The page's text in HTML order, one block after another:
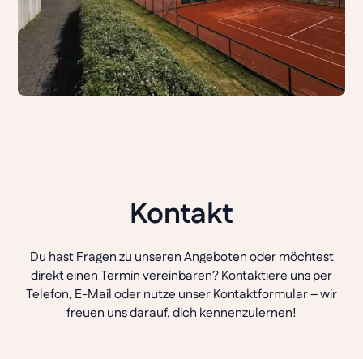
Kontakt
Du hast Fragen zu unseren Angeboten oder möchtest
direkt einen Termin vereinbaren? Kontaktiere uns per
Telefon, E-Mail oder nutze unser Kontaktformular – wir
freuen uns darauf, dich kennenzulernen!